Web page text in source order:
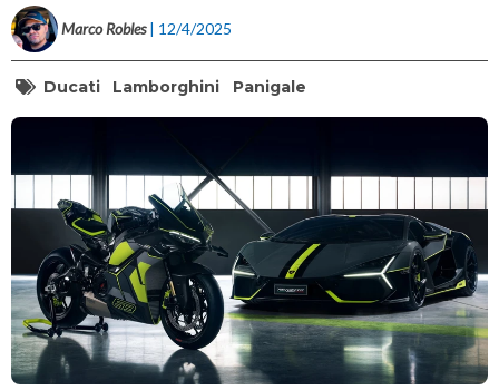
Marco Robles | 12/4/2025
Ducati Lamborghini Panigale